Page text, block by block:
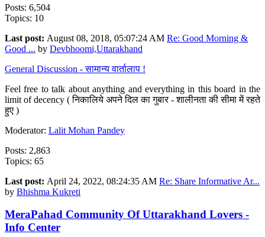
Posts: 6,504
Topics: 10
Last post: August 08, 2018, 05:07:24 AM Re: Good Morning &
Good ... by Devbhoomi,Uttarakhand
General Discussion - सामान्य वार्तालाप !
Feel free to talk about anything and everything in this board in the
limit of decency ( निकालिये अपने दिल का गुबार - शालीनता की सीमा में रहते
हुए )
Moderator: Lalit Mohan Pandey
Posts: 2,863
Topics: 65
Last post: April 24, 2022, 08:24:35 AM Re: Share Informative Ar...
by Bhishma Kukreti
MeraPahad Community Of Uttarakhand Lovers -
Info Center